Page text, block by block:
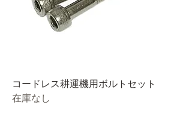
コードレス耕運機用ボルトセット
在庫なし